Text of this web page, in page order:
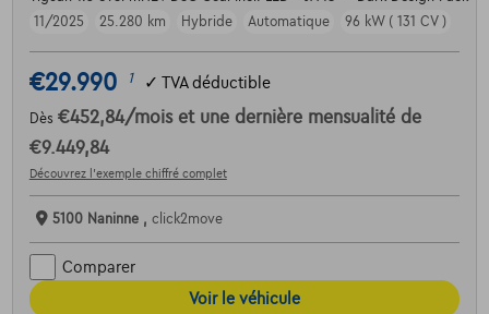
11/2025
25.280 km Hybride Automatique 96 kW ( 131 CV )
€29.990 1 ✓ TVA déductible
Dès €452,84/mois et une dernière mensualité de
€9.449,84
Découvrez l’exemple chiffré complet
5100 Naninne , click2move
Comparer
Voir le véhicule